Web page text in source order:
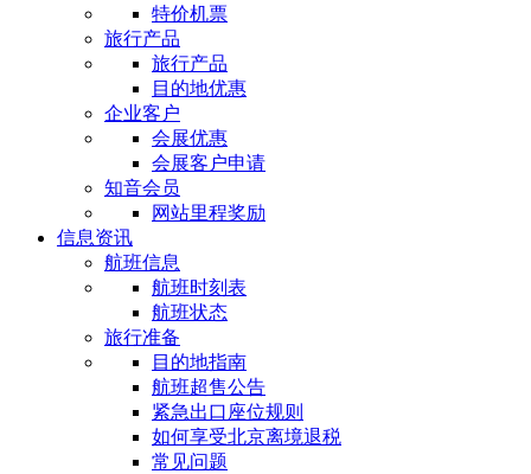
特价机票
旅行产品
旅行产品
目的地优惠
企业客户
会展优惠
会展客户申请
知音会员
网站里程奖励
信息资讯
航班信息
航班时刻表
航班状态
旅行准备
目的地指南
航班超售公告
紧急出口座位规则
如何享受北京离境退税
常见问题